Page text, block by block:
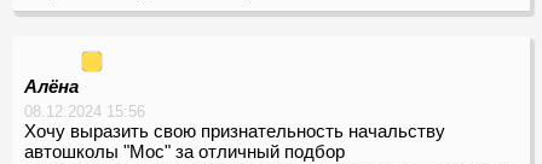
Алёна
08.12.2024 15:56
Хочу выразить свою признательность начальству
автошколы "Мос" за отличный подбор